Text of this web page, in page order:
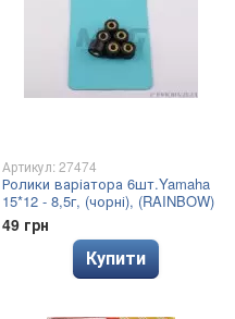
Артикул: 27474
Ролики варіатора 6шт.Yamaha
15*12 - 8,5г, (чорні), (RAINBOW)
49 грн
Купити